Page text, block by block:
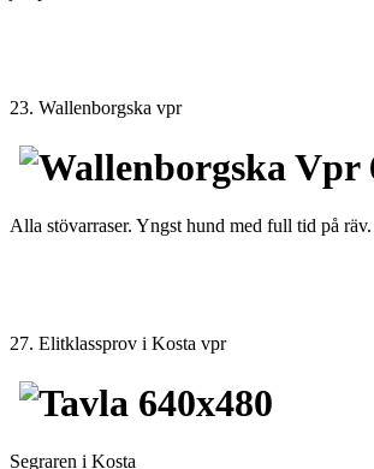
23. Wallenborgska vpr
Alla stövarraser. Yngst hund med full tid på räv.
27. Elitklassprov i Kosta vpr
Segraren i Kosta